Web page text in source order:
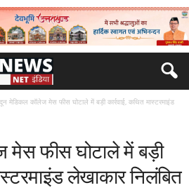
दून मेडिकल कॉलेज मेस फीस घोटाले में बड़ी कार्रवाई, कथित मास्टरमाइंड
फीस घोटाले में बड़ी
लेखाकार निलंबित